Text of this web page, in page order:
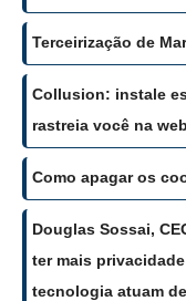
Terceirização de
Collusion: instale
rastreia você na web
Como apagar os
Douglas Sossai,
ter mais
tecnologia atuam